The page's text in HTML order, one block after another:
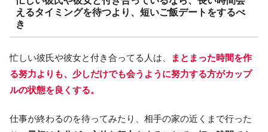
えるタイミングを待つより、短いご飯デートをするべ
き
忙しい彼氏や彼女と付き合ってる人は、
まとまった時間を作
る努力よりも、少しだけでも会うように努力する方がカップ
ルの状態を良くする。
仕事が終わるのを待ってみたり、相手の家の近くまで行った